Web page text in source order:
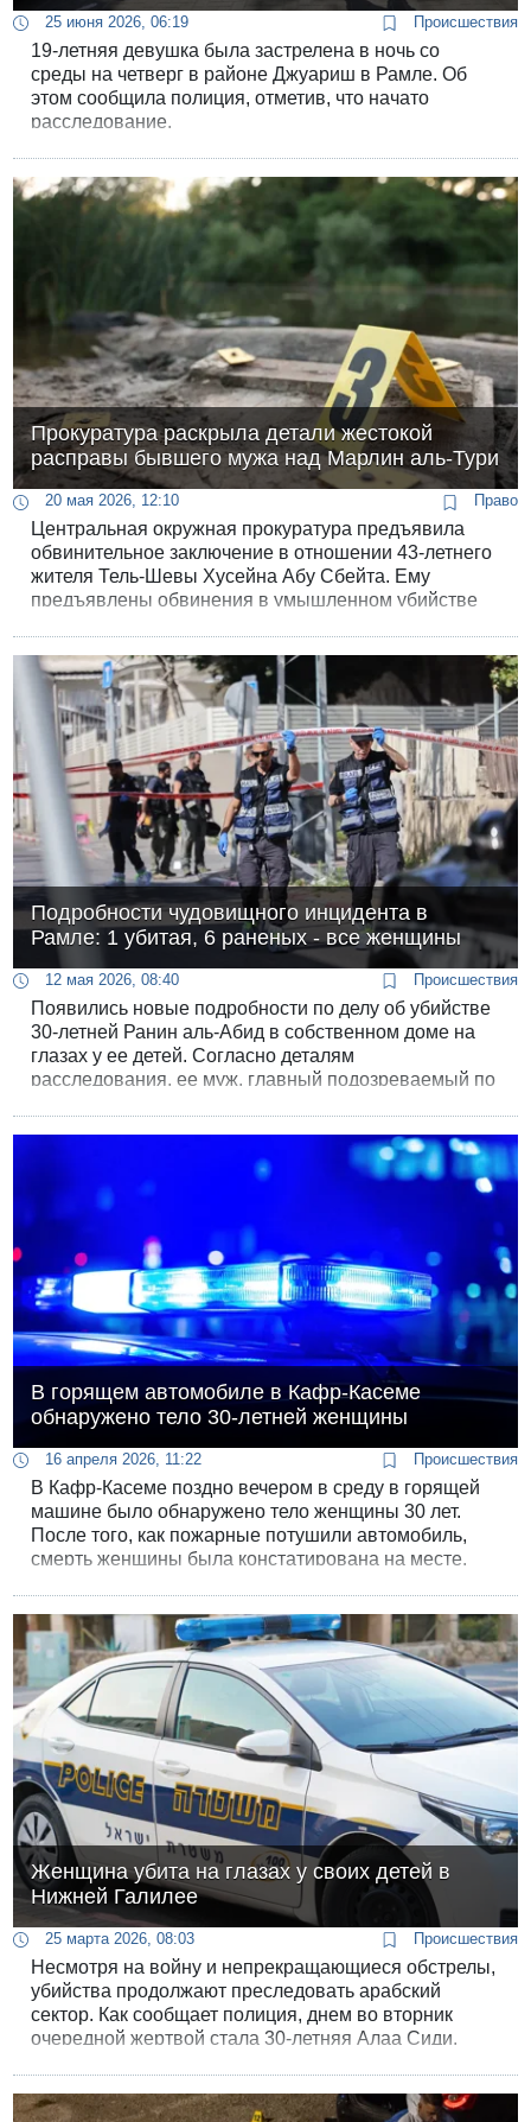
25 июня 2026, 06:19 Происшествия
19-летняя девушка была застрелена в ночь со
среды на четверг в районе Джуариш в Рамле. Об
этом сообщила полиция, отметив, что начато
расследование.
Прокуратура раскрыла детали жестокой
расправы бывшего мужа над Марлин аль-Тури
20 мая 2026, 12:10 Право
Центральная окружная прокуратура предъявила
обвинительное заключение в отношении 43-летнего
жителя Тель-Шевы Хусейна Абу Сбейта. Ему
предъявлены обвинения в умышленном убийстве
умышленном создании помех судебному
разбирательству и уничтожении улик. Следственные
материалы описывают хладнокровную, поэтапно
спланированную и изощренную расправу.
Подробности чудовищного инцидента в
Рамле: 1 убитая, 6 раненых - все женщины
12 мая 2026, 08:40 Происшествия
Появились новые подробности по делу об убийстве
30-летней Ранин аль-Абид в собственном доме на
глазах у ее детей. Согласно деталям
расследования, ее муж, главный подозреваемый по
мужчина застрелил свою жену Ранин и открыл огонь
по находившимся там же родственницам.
В горящем автомобиле в Кафр-Касеме
обнаружено тело 30-летней женщины
16 апреля 2026, 11:22 Происшествия
В Кафр-Касеме поздно вечером в среду в горящей
машине было обнаружено тело женщины 30 лет.
После того, как пожарные потушили автомобиль,
смерть женщины была констатирована на месте.
Женщина убита на глазах у своих детей в
Нижней Галилее
25 марта 2026, 08:03 Происшествия
Несмотря на войну и непрекращающиеся обстрелы,
убийства продолжают преследовать арабский
сектор. Как сообщает полиция, днем во вторник
очередной жертвой стала 30-летняя Алаа Сиди.